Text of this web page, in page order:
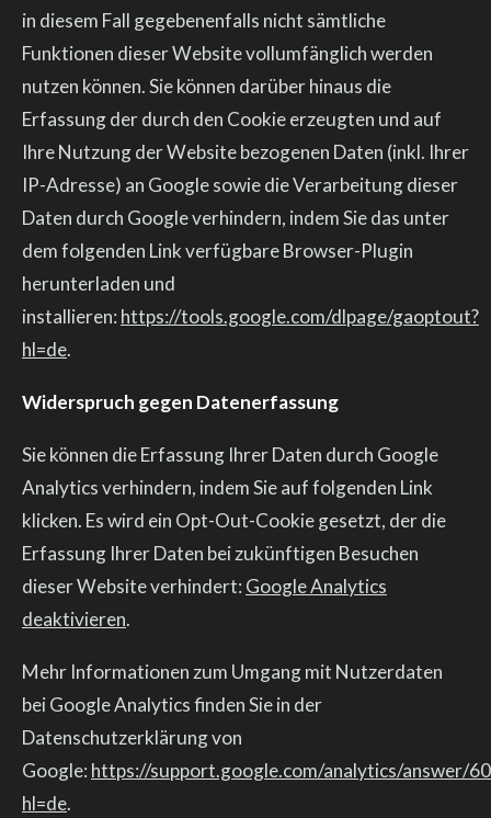
in diesem Fall gegebenenfalls nicht sämtliche
Funktionen dieser Website vollumfänglich werden
nutzen können. Sie können darüber hinaus die
Erfassung der durch den Cookie erzeugten und auf
Ihre Nutzung der Website bezogenen Daten (inkl. Ihrer
IP-Adresse) an Google sowie die Verarbeitung dieser
Daten durch Google verhindern, indem Sie das unter
dem folgenden Link verfügbare Browser-Plugin
herunterladen und
installieren:https://tools.google.com/dlpage/gaoptout?
hl=de.
Widerspruch gegen Datenerfassung
Sie können die Erfassung Ihrer Daten durch Google
Analytics verhindern, indem Sie auf folgenden Link
klicken. Es wird ein Opt-Out-Cookie gesetzt, der die
Erfassung Ihrer Daten bei zukünftigen Besuchen
dieser Website verhindert:Google Analytics
deaktivieren.
Mehr Informationen zum Umgang mit Nutzerdaten
bei Google Analytics finden Sie in der
Datenschutzerklärung von
Google:https://support.google.com/analytics/answer/
hl=de.